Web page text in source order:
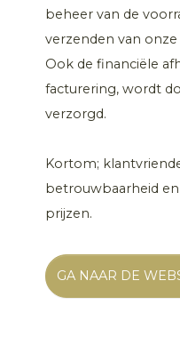
beheer van de
verzenden van
Ook de financiële
facturering, wordt
verzorgd.
Kortom;
betrouwbaarheid
prijzen.
GA NAAR DE